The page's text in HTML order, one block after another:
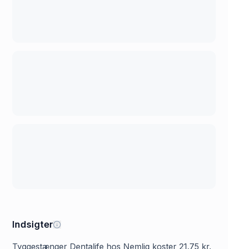
Indsigter
Tyggestænger Dentalife hos Nemlig koster 21.75 kr.